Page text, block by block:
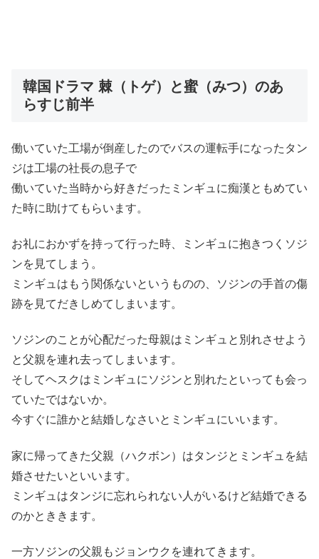
韓国ドラマ 棘（トゲ）と蜜（みつ）のあ
らすじ前半
働いていた工場が倒産したのでバスの運転手になったタン
ジは工場の社長の息子で
働いていた当時から好きだったミンギュに痴漢ともめてい
た時に助けてもらいます。
お礼におかずを持って行った時、ミンギュに抱きつくソジ
ンを見てしまう。
ミンギュはもう関係ないというものの、ソジンの手首の傷
跡を見てだきしめてしまいます。
ソジンのことが心配だった母親はミンギュと別れさせよう
と父親を連れ去ってしまいます。
そしてヘスクはミンギュにソジンと別れたといっても会っ
ていたではないか。
今すぐに誰かと結婚しなさいとミンギュにいいます。
家に帰ってきた父親（ハクボン）はタンジとミンギュを結
婚させたいといいます。
ミンギュはタンジに忘れられない人がいるけど結婚できる
のかとききます。
一方ソジンの父親もジョンウクを連れてきます。